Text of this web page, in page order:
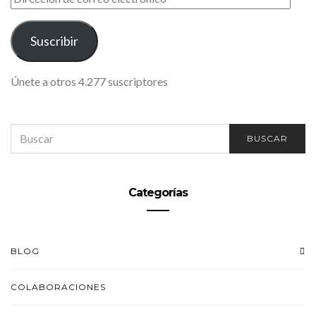
DE
CORREO
ELECTRÓNICO
Suscribir
Únete a otros 4.277 suscriptores
FOR:
BUSCAR
Categorías
BLOG
COLABORACIONES